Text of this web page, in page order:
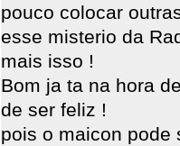
pouco colocar
esse misterio da
mais isso !
Bom ja ta na hora
de ser feliz !
pois o maicon pode